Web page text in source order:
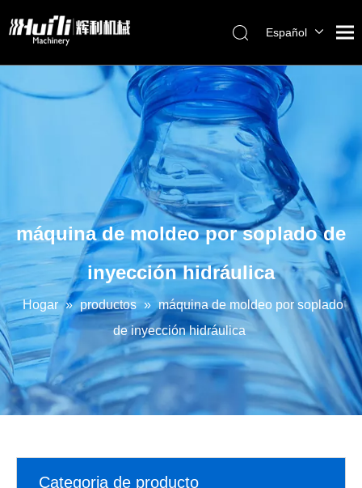
Español
العربية
Français
Pусский
Português
máquina de moldeo por soplado de
inyección hidráulica
Hogar » productos » máquina de moldeo por soplado
de inyección hidráulica
Categoria de producto